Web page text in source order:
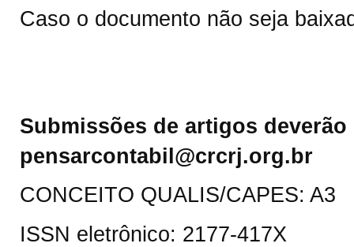
Caso o documento não seja
Submissões de artigos
pensarcontabil@crcrj.org.br
CONCEITO QUALIS/CAPES: A3
ISSN eletrônico: 2177-417X